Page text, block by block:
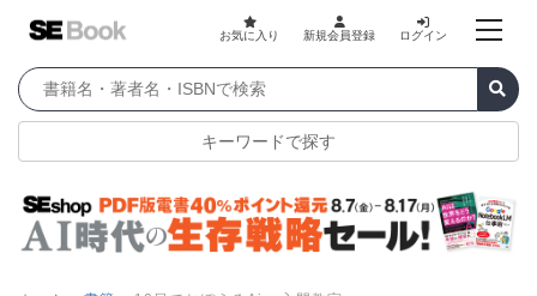
お気に入り 新規会員登録 ログイン
キーワードで探す